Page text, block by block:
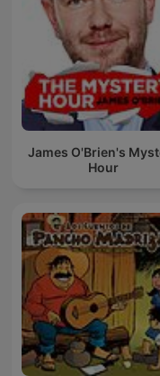
James O'Brien's
Hour